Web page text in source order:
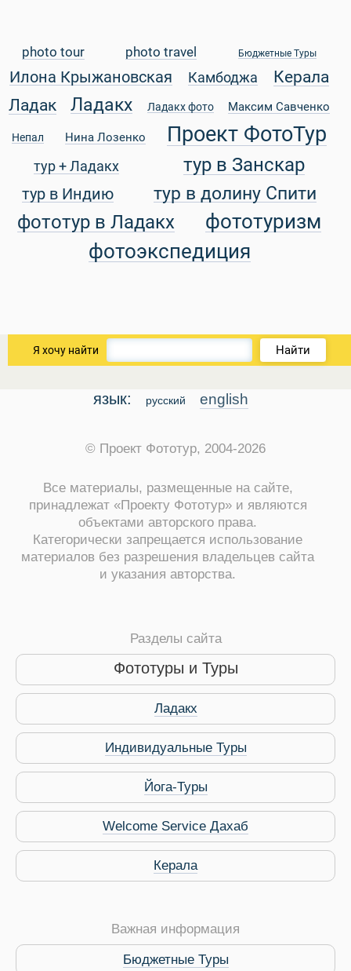
Виза в Индию
photo tour photo travel Бюджетные Туры
Илона Крыжановская Камбоджа
Керала
Ладак
Ладакх Ладакх фото Максим Савченко
Непал Нина Лозенко Проект ФотоТур
тур + Ладакх тур в Занскар
тур в Индию тур в долину Спити
фототур в Ладакх
фототуризм
фотоэкспедиция
Я хочу найти Найти
язык: русский english
© Проект Фототур, 2004-2026
Все материалы, размещенные на сайте,
принадлежат «Проекту Фототур» и являются
объектами авторского права.
Категорически запрещается использование
материалов без разрешения владельцев сайта
и указания авторства.
Разделы сайта
Фототуры и Туры
Ладакх
Индивидуальные Туры
Йога-Туры
Welcome Service Дахаб
Керала
Важная информация
Бюджетные Туры